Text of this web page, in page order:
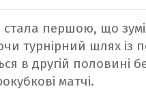
стала першою, що
турнірний шлях із
в другій половині
матчі.